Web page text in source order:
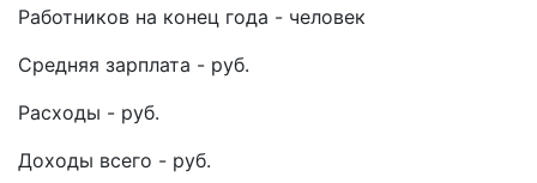
Работников на конец года - человек
Средняя зарплата - руб.
Расходы - руб.
Доходы всего - руб.